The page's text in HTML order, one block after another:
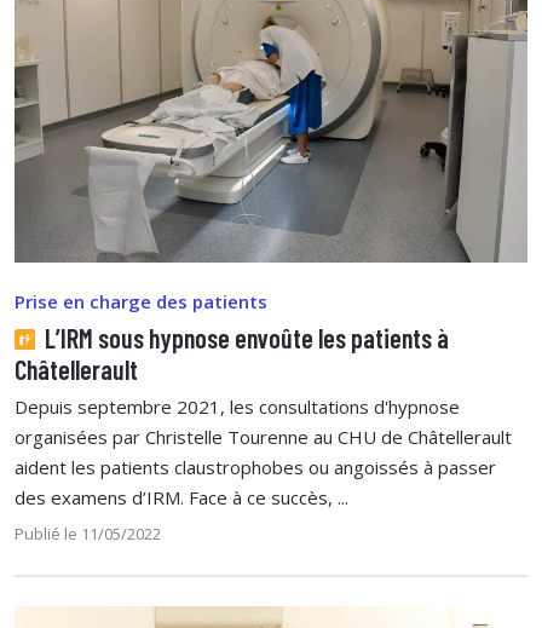
Prise en charge des patients
L’IRM sous hypnose envoûte les patients à
Châtellerault
Depuis septembre 2021, les consultations d'hypnose
organisées par Christelle Tourenne au CHU de Châtellerault
aident les patients claustrophobes ou angoissés à passer
des examens d’IRM. Face à ce succès, ...
Publié le 11/05/2022